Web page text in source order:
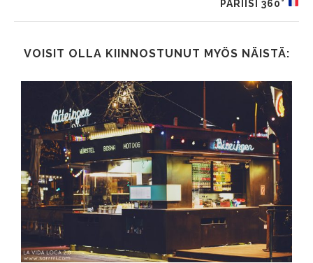
PARIISI 360°
VOISIT OLLA KIINNOSTUNUT MYÖS NÄISTÄ: